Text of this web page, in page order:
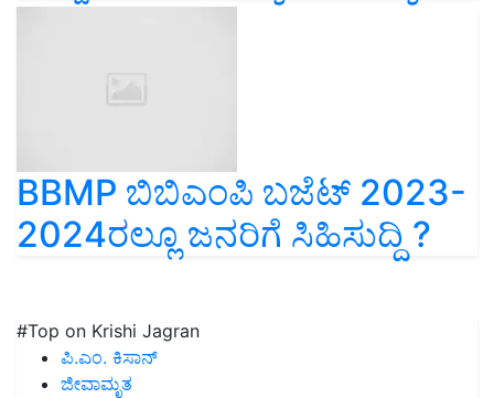
BBMP ಬಿಬಿಎಂಪಿ ಬಜೆಟ್‌ 2023-
2024ರಲ್ಲೂ ಜನರಿಗೆ ಸಿಹಿಸುದ್ದಿ ?
#Top on Krishi Jagran
ಪಿ.ಎಂ. ಕಿಸಾನ್
ಜೀವಾಮೃತ